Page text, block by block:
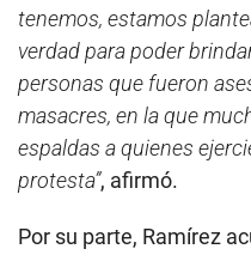
tenemos, estamos
verdad para poder
personas que fueron
masacres, en la que
espaldas a quienes
protesta”, afirmó.
Por su parte, Ramírez